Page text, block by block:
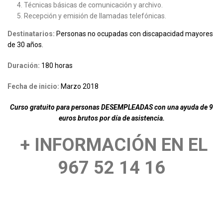
Técnicas básicas de comunicación y archivo.
Recepción y emisión de llamadas telefónicas.
Destinatarios: Personas no ocupadas con discapacidad mayores
de 30 años.
Duración: 180 horas
Fecha de inicio: Marzo 2018
Curso gratuito para personas DESEMPLEADAS con una ayuda de 9
euros brutos por día de asistencia.
+ INFORMACIÓN EN EL
967 52 14 16